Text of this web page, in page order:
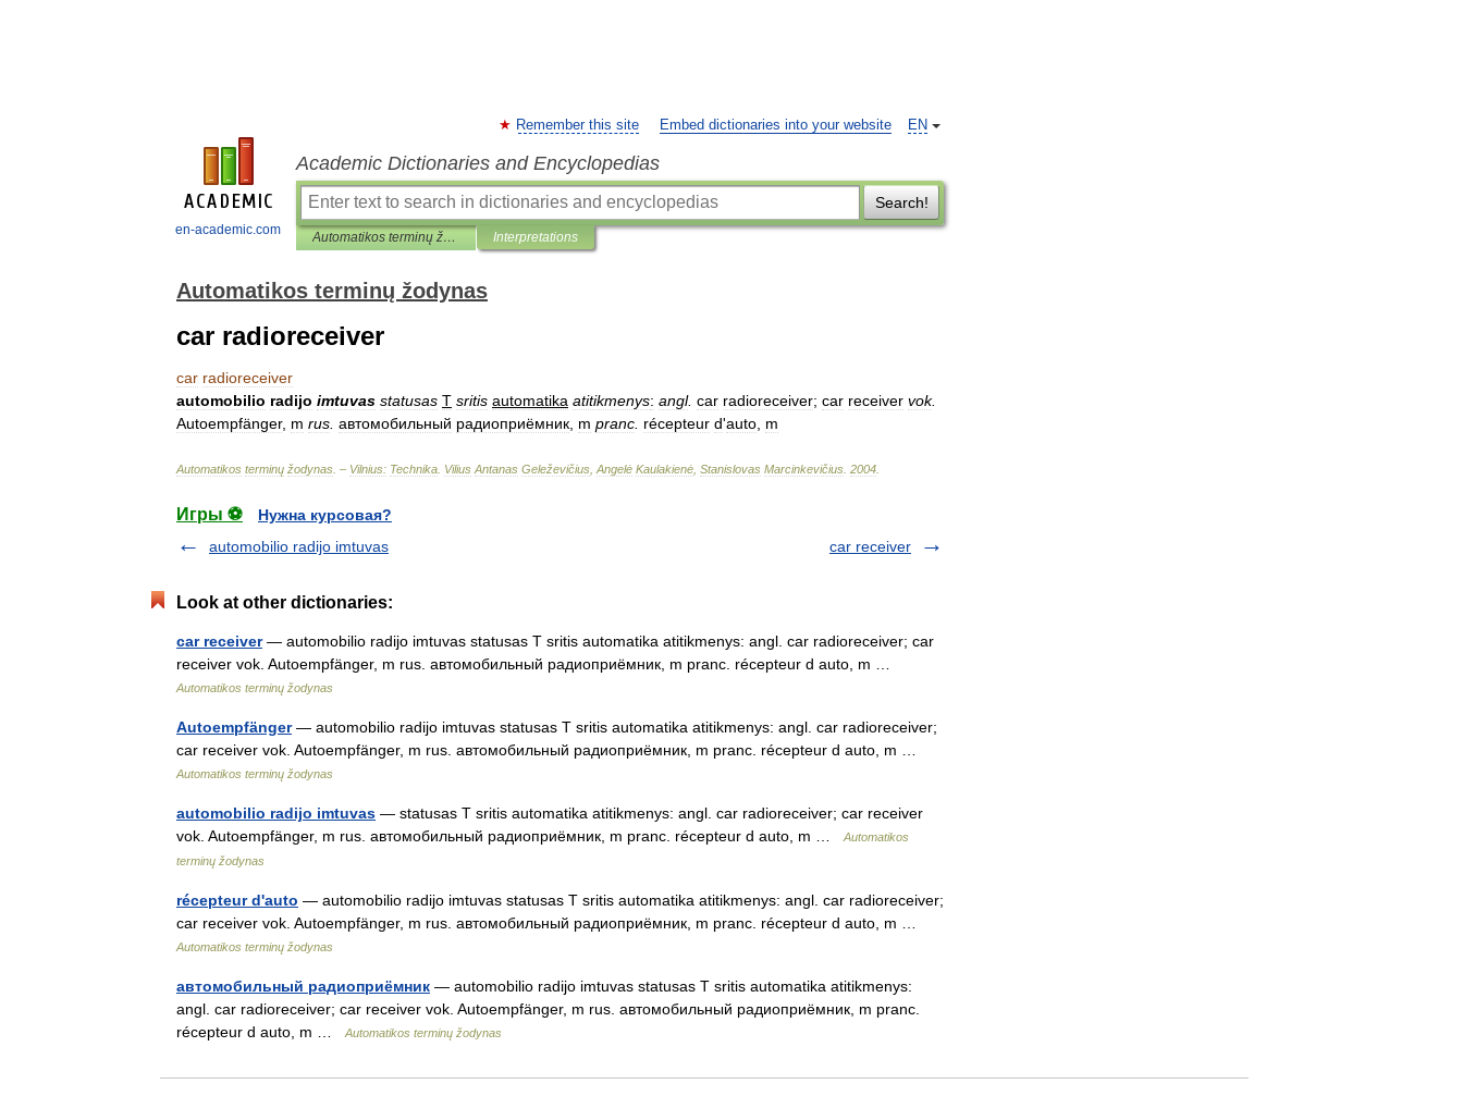
en-academic.com
EN
Remember this site Embed dictionaries into your website
Academic Dictionaries and Encyclopedias
Search!
Automatikos terminų žodynas Interpretations
Automatikos terminų žodynas
car radioreceiver
car radioreceiver
automobilio radijo imtuvas statusas T sritis automatika atitikmenys: angl. car radioreceiver; car receiver vok.
Autoempfänger, m rus автомобильный радиоприёмник m pranc récepteur d'auto m
Automatikos terminų žodynas . – Vilnius: Technika Vilius Antanas Geleževičius Angelė Kaulakienė Stanislovas Marcinkevičius 2004
Игры ⚽
Нужна курсовая?
automobilio radijo imtuvas
car receiver
Look at other dictionaries:
car receiver— automobilio radijo imtuvas statusas T sritis automatika atitikmenys: angl. car radioreceiver; car
receiver vok. Autoempfänger, m rus. автомобильный радиоприёмник, m pranc. récepteur d auto, m …
Automatikos terminų žodynas
Autoempfänger— automobilio radijo imtuvas statusas T sritis automatika atitikmenys: angl. car radioreceiver;
car receiver vok. Autoempfänger, m rus. автомобильный радиоприёмник, m pranc. récepteur d auto, m …
Automatikos terminų žodynas
automobilio radijo imtuvas — statusas T sritis automatika atitikmenys: angl. car radioreceiver; car receiver
vok. Autoempfänger, m rus. автомобильный радиоприёмник, m pranc. récepteur d auto, m …
Automatikos
terminų žodynas
récepteur d'auto — automobilio radijo imtuvas statusas T sritis automatika atitikmenys: angl. car radioreceiver;
car receiver vok. Autoempfänger, m rus. автомобильный радиоприёмник, m pranc. récepteur d auto, m …
Automatikos terminų žodynas
автомобильный радиоприёмник — automobilio radijo imtuvas statusas T sritis automatika atitikmenys:
angl. car radioreceiver; car receiver vok. Autoempfänger, m rus. автомобильный радиоприёмник, m pranc.
récepteur d auto, m …
Automatikos terminų žodynas